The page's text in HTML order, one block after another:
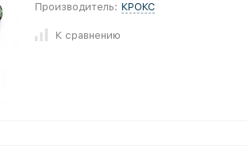
Производитель: КРОКС
К сравнению